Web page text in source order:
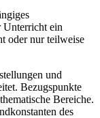
Unterricht ein
oder nur teilweise
und
Bezugspunkte
Bereiche.
des